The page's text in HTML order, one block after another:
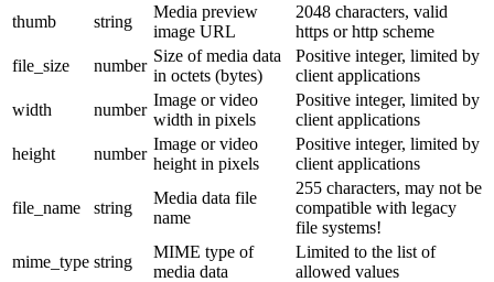
thumb
string
Media preview
image URL
2048 characters, valid
https or http scheme
file_size
number
Size of media data
in octets (bytes)
Positive integer, limited by
client applications
width
number
Image or video
width in pixels
Positive integer, limited by
client applications
height
number
Image or video
height in pixels
Positive integer, limited by
client applications
file_name string
Media data file
name
255 characters, may not be
compatible with legacy
file systems!
mime_type string
MIME type of
media data
Limited to the list of
allowed values